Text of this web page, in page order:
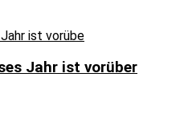
Jahr ist vorüber